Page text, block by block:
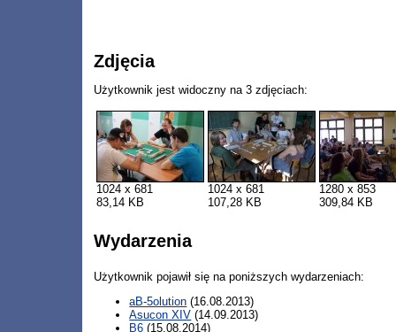
Zdjęcia
Użytkownik jest widoczny na 3 zdjęciach:
1024 x 681
83,14 KB
1024 x 681
107,28 KB
1280 x 853
309,84 KB
Wydarzenia
Użytkownik pojawił się na poniższych wydarzeniach:
aB-5olution (16.08.2013)
Asucon XIV (14.09.2013)
B6 (15.08.2014)